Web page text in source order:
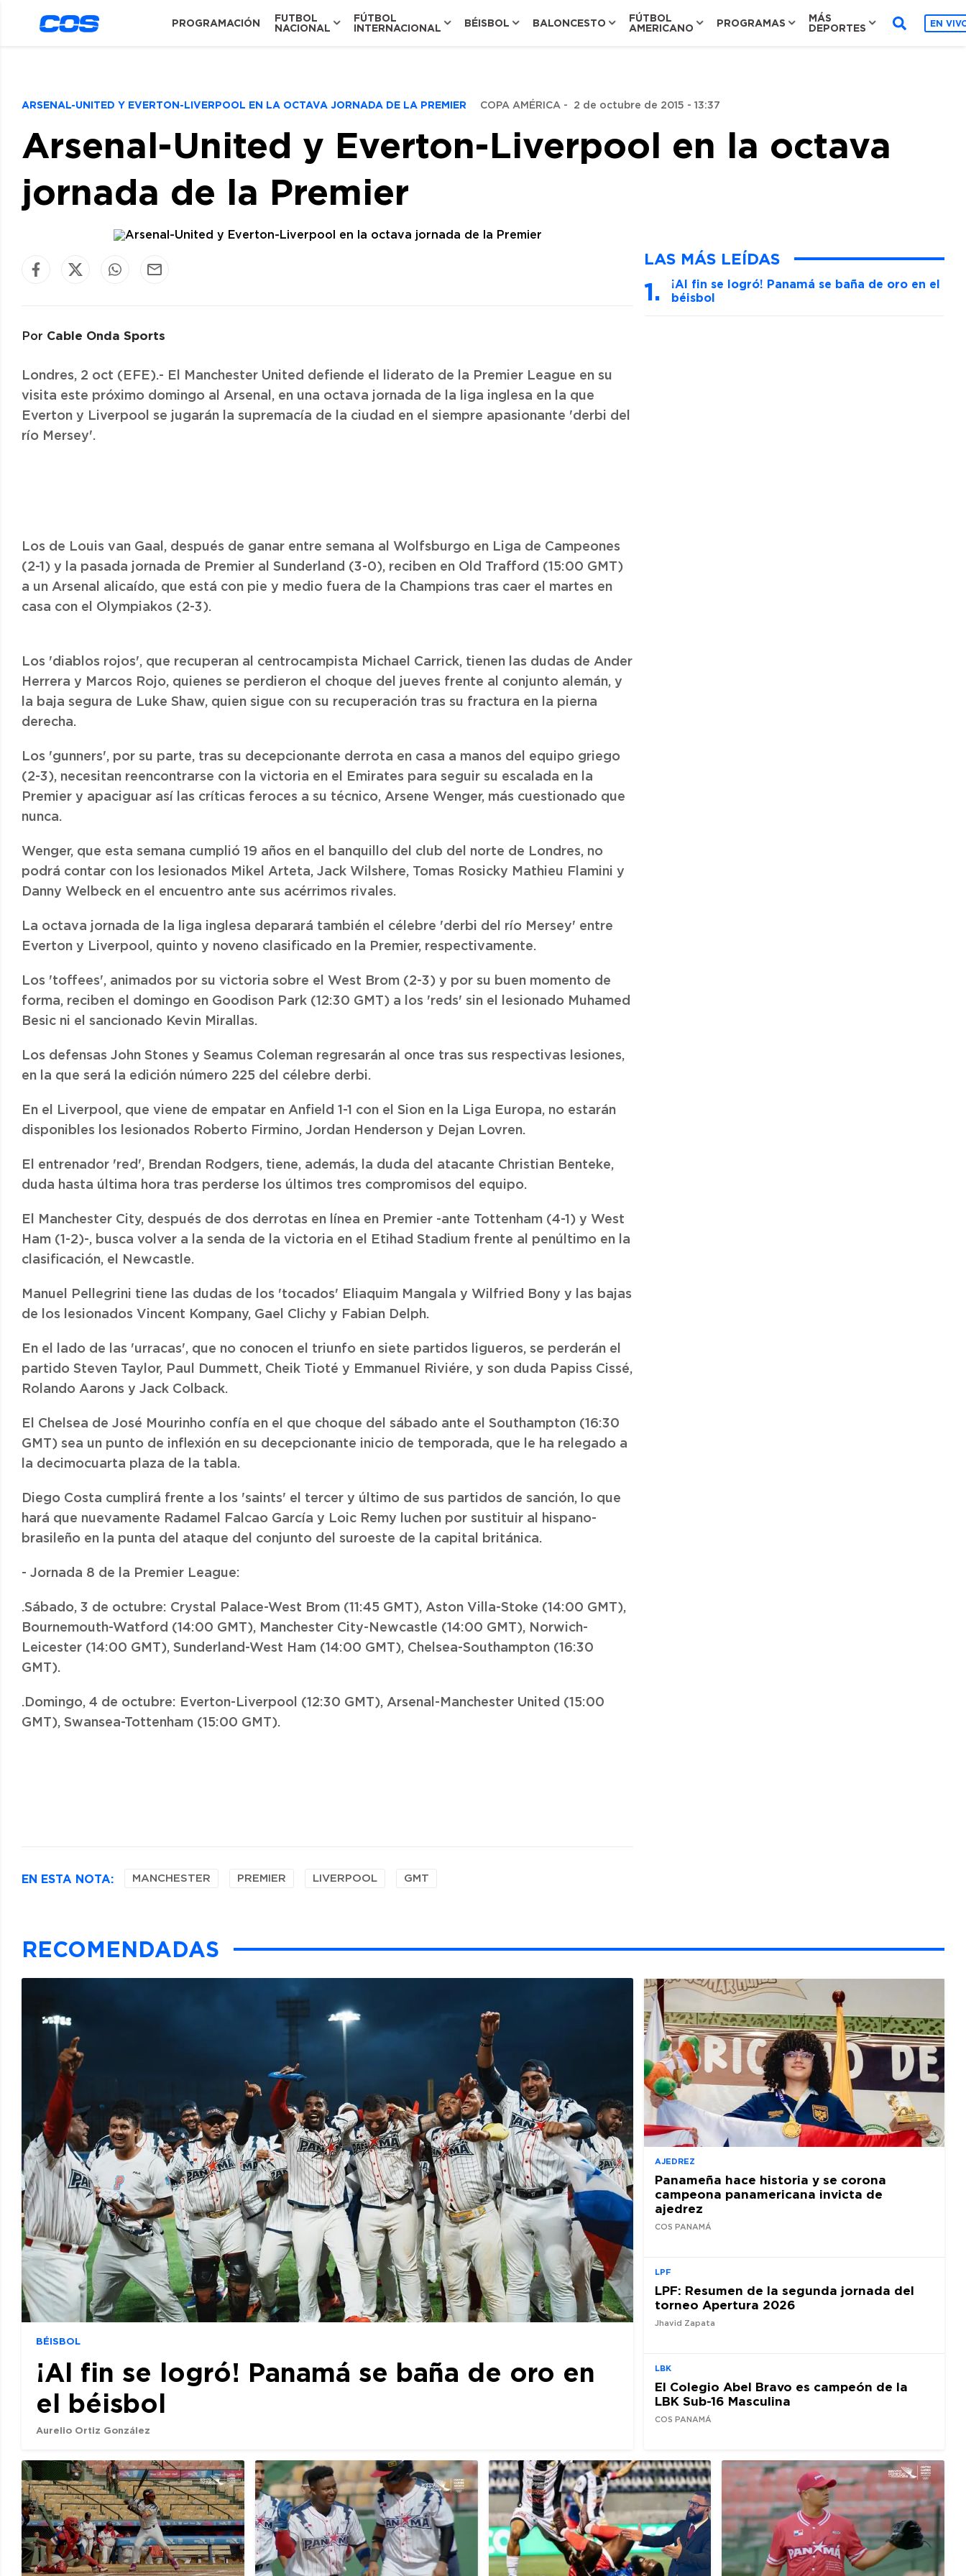
PROGRAMACIÓN
FUTBOL
NACIONAL
FÚTBOL
INTERNACIONAL
BÉISBOL BALONCESTO
FÚTBOL
AMERICANO
PROGRAMAS
MÁS
DEPORTES
EN
ARSENAL-UNITED Y EVERTON-LIVERPOOL EN LA OCTAVA JORNADA DE LA PREMIER COPA AMÉRICA - 2 de octubre de 2015 - 13:37
Arsenal-United y Everton-Liverpool en la octava
jornada de la Premier
Por Cable Onda Sports
Londres, 2 oct (EFE).- El Manchester United defiende el liderato de la Premier League en su
visita este próximo domingo al Arsenal, en una octava jornada de la liga inglesa en la que
Everton y Liverpool se jugarán la supremacía de la ciudad en el siempre apasionante 'derbi del
río Mersey'.
Los de Louis van Gaal, después de ganar entre semana al Wolfsburgo en Liga de Campeones
(2-1) y la pasada jornada de Premier al Sunderland (3-0), reciben en Old Trafford (15:00 GMT)
a un Arsenal alicaído, que está con pie y medio fuera de la Champions tras caer el martes en
casa con el Olympiakos (2-3).
Los 'diablos rojos', que recuperan al centrocampista Michael Carrick, tienen las dudas de Ander
Herrera y Marcos Rojo, quienes se perdieron el choque del jueves frente al conjunto alemán, y
la baja segura de Luke Shaw, quien sigue con su recuperación tras su fractura en la pierna
derecha.
Los 'gunners', por su parte, tras su decepcionante derrota en casa a manos del equipo griego
(2-3), necesitan reencontrarse con la victoria en el Emirates para seguir su escalada en la
Premier y apaciguar así las críticas feroces a su técnico, Arsene Wenger, más cuestionado que
nunca.
Wenger, que esta semana cumplió 19 años en el banquillo del club del norte de Londres, no
podrá contar con los lesionados Mikel Arteta, Jack Wilshere, Tomas Rosicky Mathieu Flamini y
Danny Welbeck en el encuentro ante sus acérrimos rivales.
La octava jornada de la liga inglesa deparará también el célebre 'derbi del río Mersey' entre
Everton y Liverpool, quinto y noveno clasificado en la Premier, respectivamente.
Los 'toffees', animados por su victoria sobre el West Brom (2-3) y por su buen momento de
forma, reciben el domingo en Goodison Park (12:30 GMT) a los 'reds' sin el lesionado Muhamed
Besic ni el sancionado Kevin Mirallas.
Los defensas John Stones y Seamus Coleman regresarán al once tras sus respectivas lesiones,
en la que será la edición número 225 del célebre derbi.
En el Liverpool, que viene de empatar en Anfield 1-1 con el Sion en la Liga Europa, no estarán
disponibles los lesionados Roberto Firmino, Jordan Henderson y Dejan Lovren.
El entrenador 'red', Brendan Rodgers, tiene, además, la duda del atacante Christian Benteke,
duda hasta última hora tras perderse los últimos tres compromisos del equipo.
El Manchester City, después de dos derrotas en línea en Premier -ante Tottenham (4-1) y West
Ham (1-2)-, busca volver a la senda de la victoria en el Etihad Stadium frente al penúltimo en la
clasificación, el Newcastle.
Manuel Pellegrini tiene las dudas de los 'tocados' Eliaquim Mangala y Wilfried Bony y las bajas
de los lesionados Vincent Kompany, Gael Clichy y Fabian Delph.
En el lado de las 'urracas', que no conocen el triunfo en siete partidos ligueros, se perderán el
partido Steven Taylor, Paul Dummett, Cheik Tioté y Emmanuel Riviére, y son duda Papiss Cissé,
Rolando Aarons y Jack Colback.
El Chelsea de José Mourinho confía en el que choque del sábado ante el Southampton (16:30
GMT) sea un punto de inflexión en su decepcionante inicio de temporada, que le ha relegado a
la decimocuarta plaza de la tabla.
Diego Costa cumplirá frente a los 'saints' el tercer y último de sus partidos de sanción, lo que
hará que nuevamente Radamel Falcao García y Loic Remy luchen por sustituir al hispano-
brasileño en la punta del ataque del conjunto del suroeste de la capital británica.
- Jornada 8 de la Premier League:
.Sábado, 3 de octubre: Crystal Palace-West Brom (11:45 GMT), Aston Villa-Stoke (14:00 GMT),
Bournemouth-Watford (14:00 GMT), Manchester City-Newcastle (14:00 GMT), Norwich-
Leicester (14:00 GMT), Sunderland-West Ham (14:00 GMT), Chelsea-Southampton (16:30
GMT).
.Domingo, 4 de octubre: Everton-Liverpool (12:30 GMT), Arsenal-Manchester United (15:00
GMT), Swansea-Tottenham (15:00 GMT).
EN ESTA NOTA: MANCHESTER PREMIER LIVERPOOL GMT
LAS MÁS LEÍDAS
¡Al fin se logró! Panamá se baña de oro en el
béisbol
RECOMENDADAS
BÉISBOL
¡Al fin se logró! Panamá se baña de oro en
el béisbol
Aurelio Ortiz González
AJEDREZ
Panameña hace historia y se corona
campeona panamericana invicta de
ajedrez
COS PANAMÁ
LPF
LPF: Resumen de la segunda jornada del
torneo Apertura 2026
Jhavid Zapata
LBK
El Colegio Abel Bravo es campeón de la
LBK Sub-16 Masculina
COS PANAMÁ